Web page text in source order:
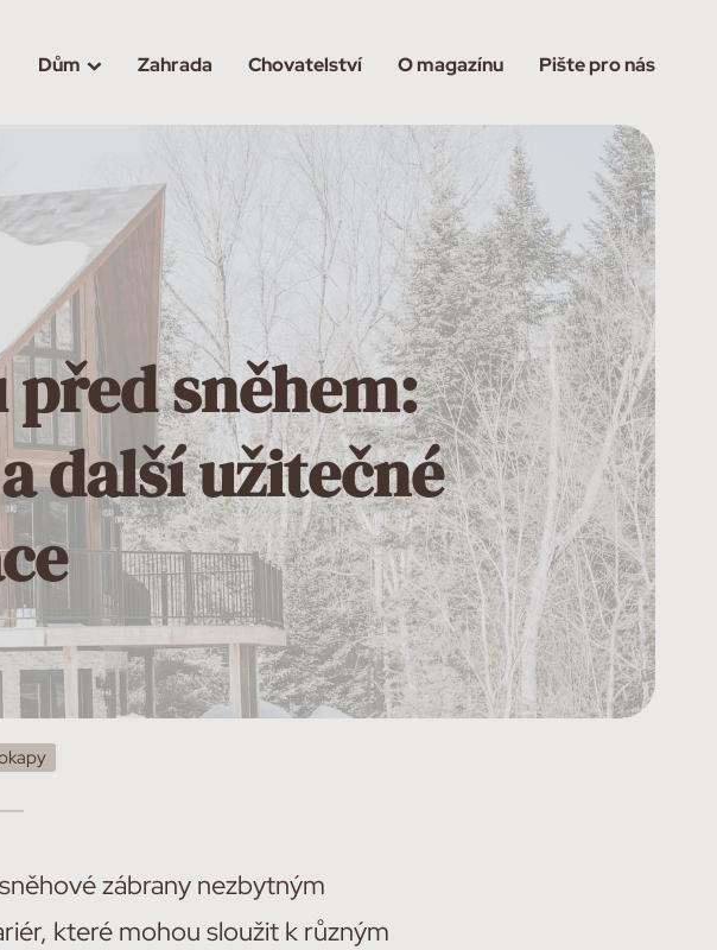
Dům Zahrada Chovatelství O magazínu Pište pro nás
sněhem:
další užitečné
zábrany nezbytným
které mohou sloužit k různým